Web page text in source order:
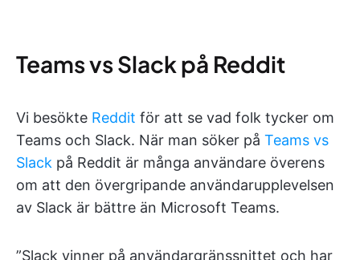
Teams vs Slack på Reddit
Vi besökte Reddit för att se vad folk tycker om
Teams och Slack. När man söker på Teams vs
Slack på Reddit är många användare överens
om att den övergripande användarupplevelsen
av Slack är bättre än Microsoft Teams.
”Slack vinner på användargränssnittet och har